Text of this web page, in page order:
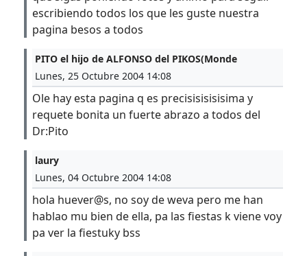
escribiendo todos los que les guste nuestra
pagina besos a todos
PITO el hijo de ALFONSO del PIKOS(Monde
Lunes, 25 Octubre 2004 14:08
Ole hay esta pagina q es precisisisisisima y
requete bonita un fuerte abrazo a todos del
Dr:Pito
laury
Lunes, 04 Octubre 2004 14:08
hola huever@s, no soy de weva pero me han
hablao mu bien de ella, pa las fiestas k viene voy
pa ver la fiestuky bss